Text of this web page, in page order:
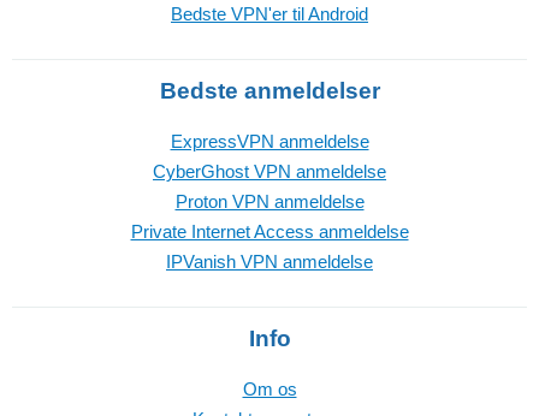
Bedste VPN'er til Android
Bedste anmeldelser
ExpressVPN anmeldelse
CyberGhost VPN anmeldelse
Proton VPN anmeldelse
Private Internet Access anmeldelse
IPVanish VPN anmeldelse
Info
Om os